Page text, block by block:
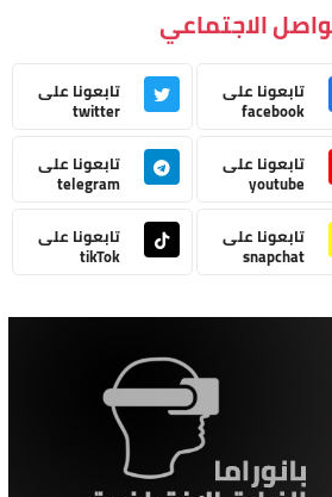
الاجتماعي
تابعونا على
facebook
تابعونا على
twitter
تابعونا على
youtube
تابعونا على
telegram
تابعونا على
snapchat
تابعونا على
tikTok